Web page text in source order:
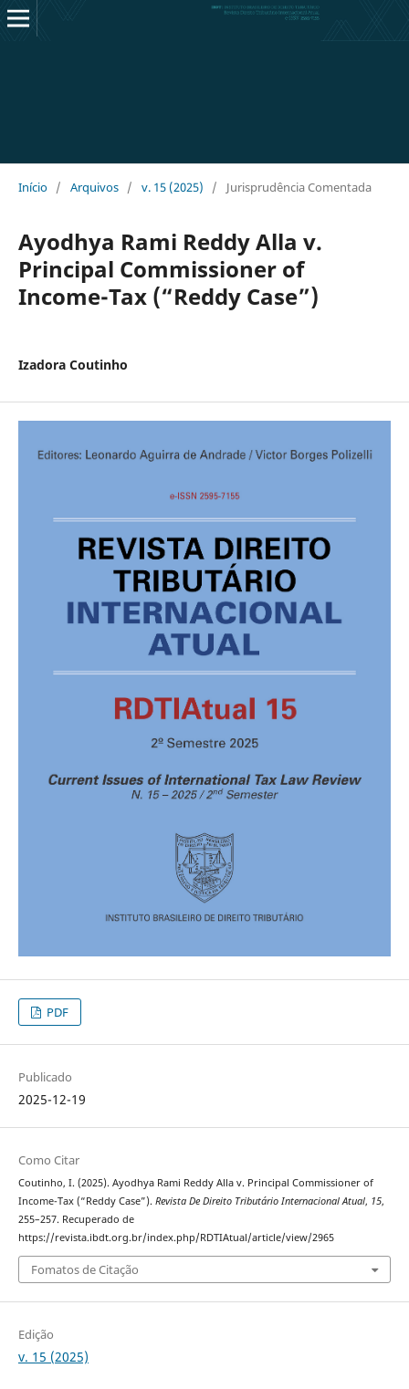
Início / Arquivos / v. 15 (2025) / Jurisprudência Comentada
Ayodhya Rami Reddy Alla v.
Principal Commissioner of
Income-Tax (“Reddy Case”)
Izadora Coutinho
PDF
Publicado
2025-12-19
Como Citar
Coutinho, I. (2025). Ayodhya Rami Reddy Alla v. Principal Commissioner of
Income-Tax (“Reddy Case”). Revista De Direito Tributário Internacional Atual, 15,
255–257. Recuperado de
https://revista.ibdt.org.br/index.php/RDTIAtual/article/view/2965
Fomatos de Citação
Edição
v. 15 (2025)